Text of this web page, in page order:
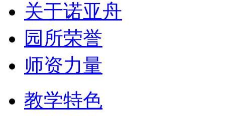
关于诺亚舟
园所荣誉
师资力量
教学特色